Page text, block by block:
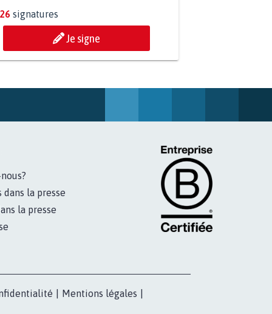
signatures
Je signe
la presse
la presse
Mentions légales